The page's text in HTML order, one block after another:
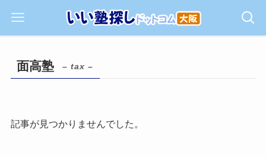
面高塾 – tax –
記事が見つかりませんでした。